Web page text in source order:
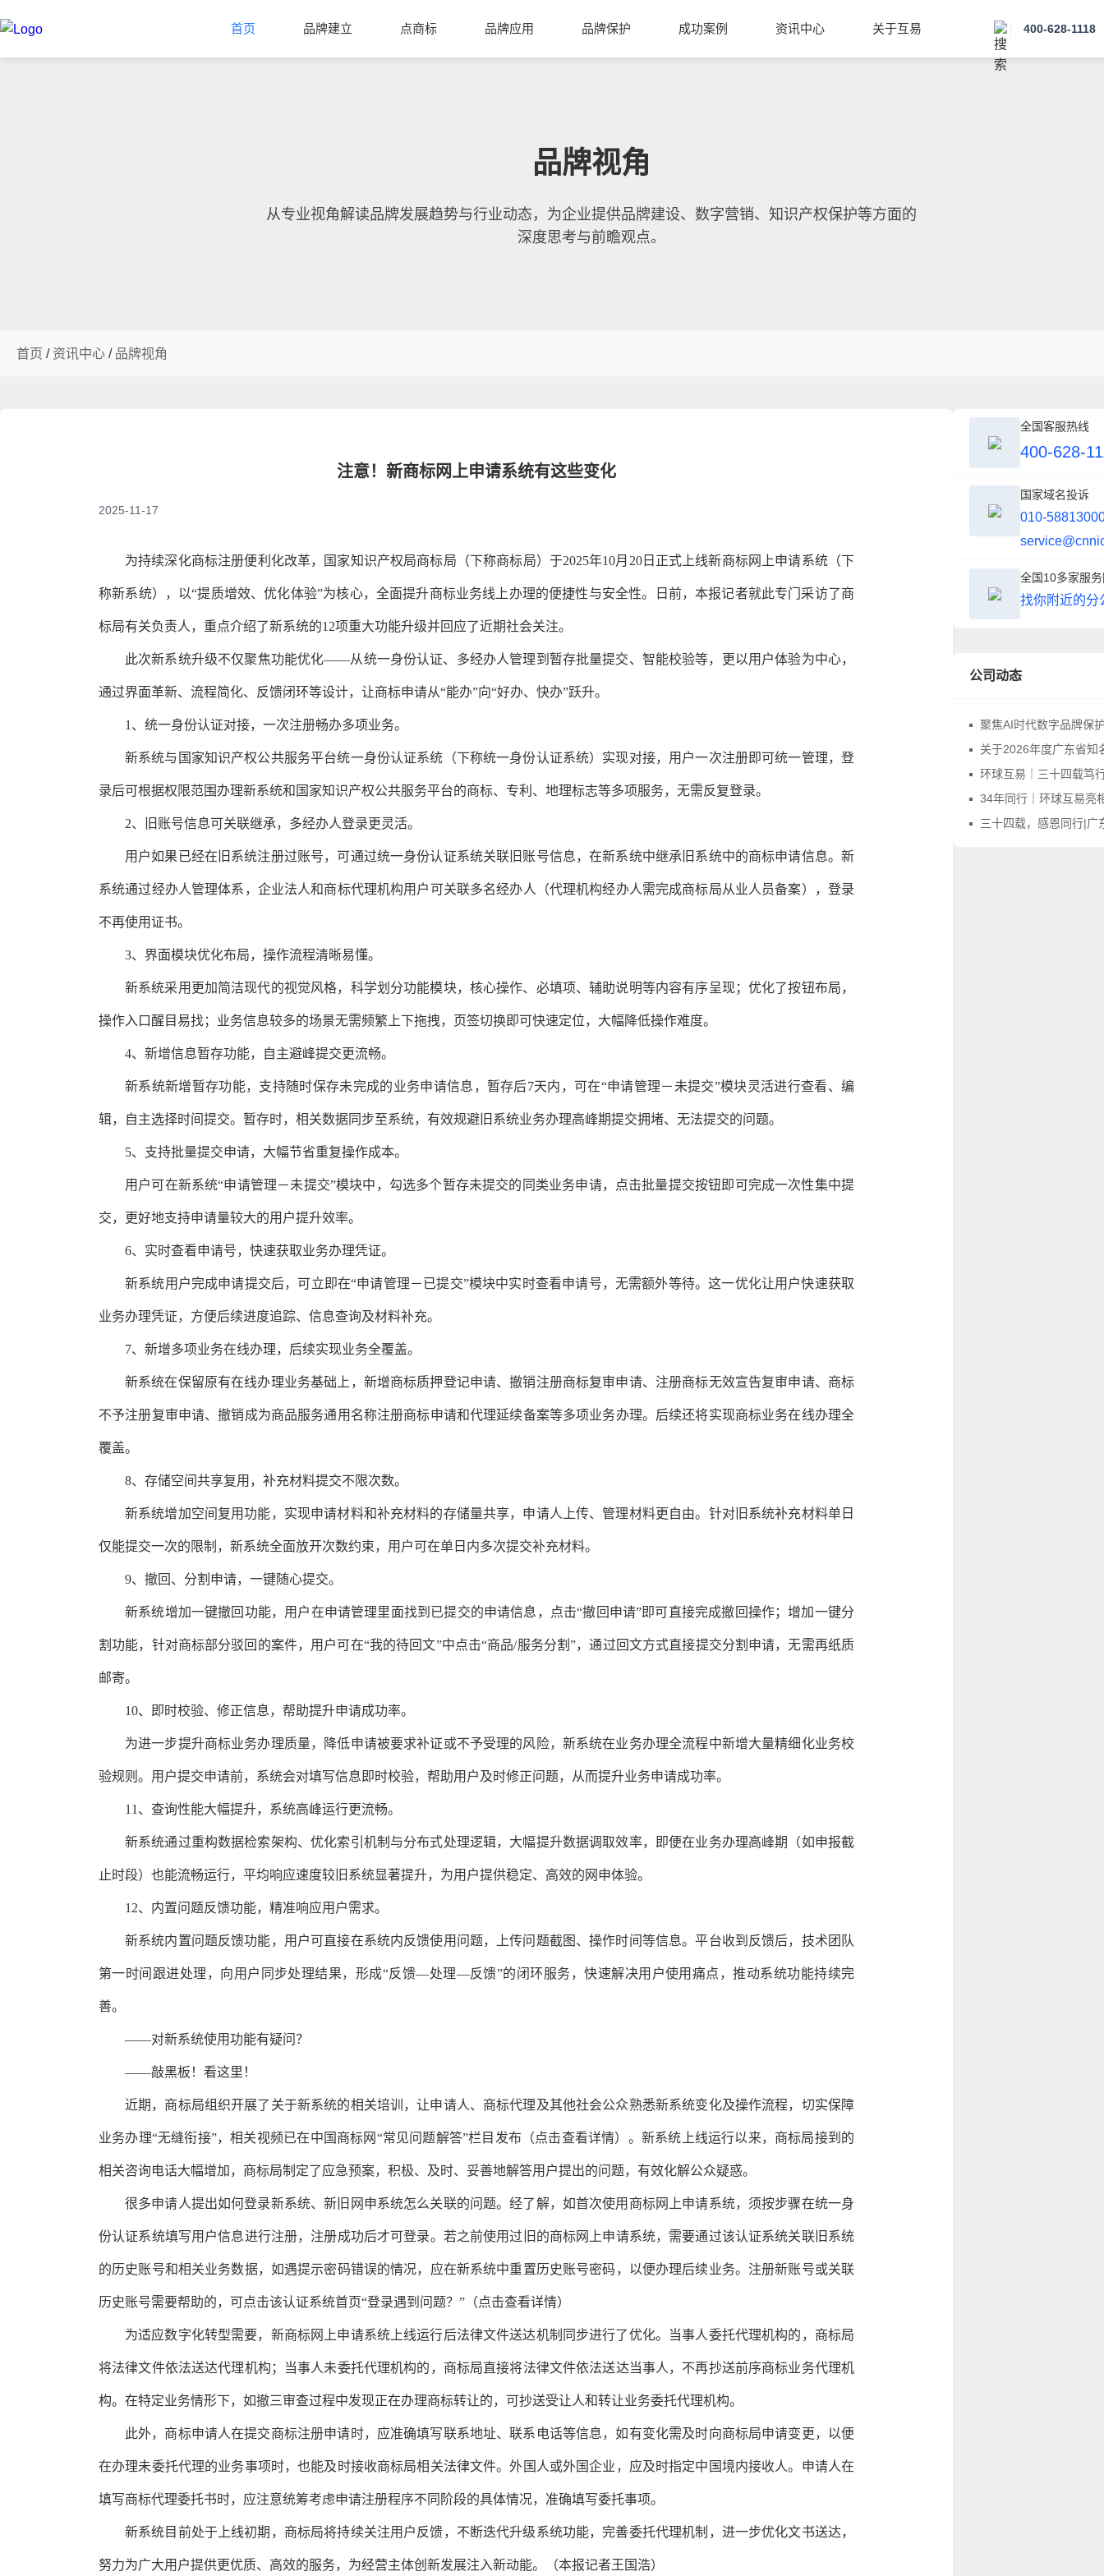
首页 品牌建立 点商标 品牌应用 品牌保护 成功案例 资讯中心 关于互易 400-628-1118
品牌视角
从专业视角解读品牌发展趋势与行业动态，为企业提供品牌建设、数字营销、知识产权保护等方面的
深度思考与前瞻观点。
首页 / 资讯中心 / 品牌视角
注意！新商标网上申请系统有这些变化
2025-11-17
为持续深化商标注册便利化改革，国家知识产权局商标局（下称商标局）于2025年10月20日正式上线新商标网上申请系统（下
称新系统），以“提质增效、优化体验”为核心，全面提升商标业务线上办理的便捷性与安全性。日前，本报记者就此专门采访了商
标局有关负责人，重点介绍了新系统的12项重大功能升级并回应了近期社会关注。
此次新系统升级不仅聚焦功能优化——从统一身份认证、多经办人管理到暂存批量提交、智能校验等，更以用户体验为中心，
通过界面革新、流程简化、反馈闭环等设计，让商标申请从“能办”向“好办、快办”跃升。
1、统一身份认证对接，一次注册畅办多项业务。
新系统与国家知识产权公共服务平台统一身份认证系统（下称统一身份认证系统）实现对接，用户一次注册即可统一管理，登
录后可根据权限范围办理新系统和国家知识产权公共服务平台的商标、专利、地理标志等多项服务，无需反复登录。
2、旧账号信息可关联继承，多经办人登录更灵活。
用户如果已经在旧系统注册过账号，可通过统一身份认证系统关联旧账号信息，在新系统中继承旧系统中的商标申请信息。新
系统通过经办人管理体系，企业法人和商标代理机构用户可关联多名经办人（代理机构经办人需完成商标局从业人员备案），登录
不再使用证书。
3、界面模块优化布局，操作流程清晰易懂。
新系统采用更加简洁现代的视觉风格，科学划分功能模块，核心操作、必填项、辅助说明等内容有序呈现；优化了按钮布局，
操作入口醒目易找；业务信息较多的场景无需频繁上下拖拽，页签切换即可快速定位，大幅降低操作难度。
4、新增信息暂存功能，自主避峰提交更流畅。
新系统新增暂存功能，支持随时保存未完成的业务申请信息，暂存后7天内，可在“申请管理－未提交”模块灵活进行查看、编
辑，自主选择时间提交。暂存时，相关数据同步至系统，有效规避旧系统业务办理高峰期提交拥堵、无法提交的问题。
5、支持批量提交申请，大幅节省重复操作成本。
用户可在新系统“申请管理－未提交”模块中，勾选多个暂存未提交的同类业务申请，点击批量提交按钮即可完成一次性集中提
交，更好地支持申请量较大的用户提升效率。
6、实时查看申请号，快速获取业务办理凭证。
新系统用户完成申请提交后，可立即在“申请管理－已提交”模块中实时查看申请号，无需额外等待。这一优化让用户快速获取
业务办理凭证，方便后续进度追踪、信息查询及材料补充。
7、新增多项业务在线办理，后续实现业务全覆盖。
新系统在保留原有在线办理业务基础上，新增商标质押登记申请、撤销注册商标复审申请、注册商标无效宣告复审申请、商标
不予注册复审申请、撤销成为商品服务通用名称注册商标申请和代理延续备案等多项业务办理。后续还将实现商标业务在线办理全
覆盖。
8、存储空间共享复用，补充材料提交不限次数。
新系统增加空间复用功能，实现申请材料和补充材料的存储量共享，申请人上传、管理材料更自由。针对旧系统补充材料单日
仅能提交一次的限制，新系统全面放开次数约束，用户可在单日内多次提交补充材料。
9、撤回、分割申请，一键随心提交。
新系统增加一键撤回功能，用户在申请管理里面找到已提交的申请信息，点击“撤回申请”即可直接完成撤回操作；增加一键分
割功能，针对商标部分驳回的案件，用户可在“我的待回文”中点击“商品/服务分割”，通过回文方式直接提交分割申请，无需再纸质
邮寄。
10、即时校验、修正信息，帮助提升申请成功率。
为进一步提升商标业务办理质量，降低申请被要求补证或不予受理的风险，新系统在业务办理全流程中新增大量精细化业务校
验规则。用户提交申请前，系统会对填写信息即时校验，帮助用户及时修正问题，从而提升业务申请成功率。
11、查询性能大幅提升，系统高峰运行更流畅。
新系统通过重构数据检索架构、优化索引机制与分布式处理逻辑，大幅提升数据调取效率，即便在业务办理高峰期（如申报截
止时段）也能流畅运行，平均响应速度较旧系统显著提升，为用户提供稳定、高效的网申体验。
12、内置问题反馈功能，精准响应用户需求。
新系统内置问题反馈功能，用户可直接在系统内反馈使用问题，上传问题截图、操作时间等信息。平台收到反馈后，技术团队
第一时间跟进处理，向用户同步处理结果，形成“反馈—处理—反馈”的闭环服务，快速解决用户使用痛点，推动系统功能持续完
善。
——对新系统使用功能有疑问？
——敲黑板！看这里！
近期，商标局组织开展了关于新系统的相关培训，让申请人、商标代理及其他社会公众熟悉新系统变化及操作流程，切实保障
业务办理“无缝衔接”，相关视频已在中国商标网“常见问题解答”栏目发布（点击查看详情）。新系统上线运行以来，商标局接到的
相关咨询电话大幅增加，商标局制定了应急预案，积极、及时、妥善地解答用户提出的问题，有效化解公众疑惑。
很多申请人提出如何登录新系统、新旧网申系统怎么关联的问题。经了解，如首次使用商标网上申请系统，须按步骤在统一身
份认证系统填写用户信息进行注册，注册成功后才可登录。若之前使用过旧的商标网上申请系统，需要通过该认证系统关联旧系统
的历史账号和相关业务数据，如遇提示密码错误的情况，应在新系统中重置历史账号密码，以便办理后续业务。注册新账号或关联
历史账号需要帮助的，可点击该认证系统首页“登录遇到问题？”（点击查看详情）
为适应数字化转型需要，新商标网上申请系统上线运行后法律文件送达机制同步进行了优化。当事人委托代理机构的，商标局
将法律文件依法送达代理机构；当事人未委托代理机构的，商标局直接将法律文件依法送达当事人，不再抄送前序商标业务代理机
构。在特定业务情形下，如撤三审查过程中发现正在办理商标转让的，可抄送受让人和转让业务委托代理机构。
此外，商标申请人在提交商标注册申请时，应准确填写联系地址、联系电话等信息，如有变化需及时向商标局申请变更，以便
在办理未委托代理的业务事项时，也能及时接收商标局相关法律文件。外国人或外国企业，应及时指定中国境内接收人。申请人在
填写商标代理委托书时，应注意统筹考虑申请注册程序不同阶段的具体情况，准确填写委托事项。
新系统目前处于上线初期，商标局将持续关注用户反馈，不断迭代升级系统功能，完善委托代理机制，进一步优化文书送达，
努力为广大用户提供更优质、高效的服务，为经营主体创新发展注入新动能。（本报记者王国浩）
全国客服热线
400-628-
国家域名投诉
010-
全国10多家服
找你附近的分
公司动态
聚焦AI时代数字品牌保护，中华商标协会商标品牌域名与网
关于2026年度广东省知名字号评价申报
环球互易｜三十四载笃行不怠，感
34年同行｜环球互易亮相第四届广东商标品牌年会，
三十四载，感恩同行|广东商标协会向环